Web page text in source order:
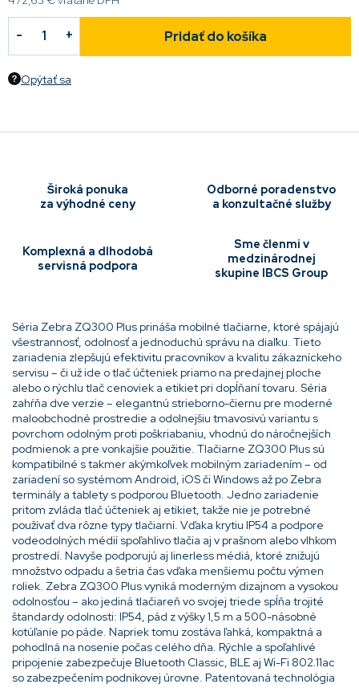
Pridať do košíka
Opýtať sa
Široká ponuka
za výhodné ceny
Odborné poradenstvo
a konzultačné služby
Komplexná a dlhodobá
servisná podpora
Sme členmi v
medzinárodnej
skupine IBCS Group
Séria Zebra ZQ300 Plus prináša mobilné tlačiarne, ktoré spájajú
všestrannosť, odolnosť a jednoduchú správu na diaľku. Tieto
zariadenia zlepšujú efektivitu pracovníkov a kvalitu zákazníckeho
servisu – či už ide o tlač účteniek priamo na predajnej ploche
alebo o rýchlu tlač cenoviek a etikiet pri dopĺňaní tovaru. Séria
zahŕňa dve verzie – elegantnú strieborno-čiernu pre moderné
maloobchodné prostredie a odolnejšiu tmavosivú variantu s
povrchom odolným proti poškriabaniu, vhodnú do náročnejších
podmienok a pre vonkajšie použitie. Tlačiarne ZQ300 Plus sú
kompatibilné s takmer akýmkoľvek mobilným zariadením – od
zariadení so systémom Android, iOS či Windows až po Zebra
terminály a tablety s podporou Bluetooth. Jedno zariadenie
pritom zvláda tlač účteniek aj etikiet, takže nie je potrebné
používať dva rôzne typy tlačiarní. Vďaka krytiu IP54 a podpore
vodeodolných médií spoľahlivo tlačia aj v prašnom alebo vlhkom
prostredí. Navyše podporujú aj linerless médiá, ktoré znižujú
množstvo odpadu a šetria čas vďaka menšiemu počtu výmen
roliek. Zebra ZQ300 Plus vyniká moderným dizajnom a vysokou
odolnosťou – ako jediná tlačiareň vo svojej triede spĺňa trojité
štandardy odolnosti: IP54, pád z výšky 1,5 m a 500-násobné
kotúľanie po páde. Napriek tomu zostáva ľahká, kompaktná a
pohodlná na nosenie počas celého dňa. Rýchle a spoľahlivé
pripojenie zabezpečuje Bluetooth Classic, BLE aj Wi-Fi 802.11ac
so zabezpečením podnikovej úrovne. Patentovaná technológia